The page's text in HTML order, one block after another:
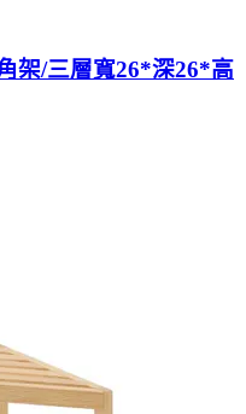
架/三層寬26*深26*高